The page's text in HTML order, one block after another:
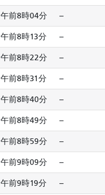
午前8時04分 --
午前8時13分 --
午前8時22分 --
午前8時31分 --
午前8時40分 --
午前8時49分 --
午前8時59分 --
午前9時09分 --
午前9時19分 --